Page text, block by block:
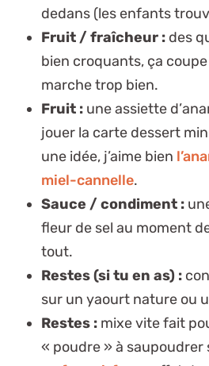
dedans (les enfants
Fruit / fraîcheur : des
bien croquants, ça
marche trop bien.
Fruit : une assiette d’
jouer la carte dessert
une idée, j’aime bien
miel-cannelle.
Sauce / condiment :
fleur de sel au moment
tout.
Restes (si tu en as) :
sur un yaourt nature ou
Restes : mixe vite fait
« poudre » à saupoudrer